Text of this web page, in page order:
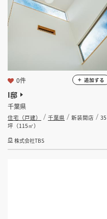
フリーワード
I邸
千葉県
住宅（戸建） 千葉県 新装開店
35
坪（115㎡）
株式会社TBS
0件 追加する